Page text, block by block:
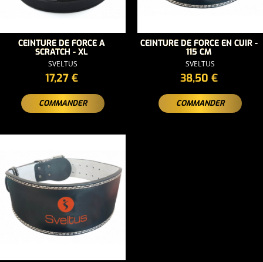
CEINTURE DE FORCE A
SCRATCH - XL
SVELTUS
PRIX
17,27 €
COMMANDER
CEINTURE DE FORCE EN CUIR -
115 CM
SVELTUS
PRIX
38,50 €
COMMANDER